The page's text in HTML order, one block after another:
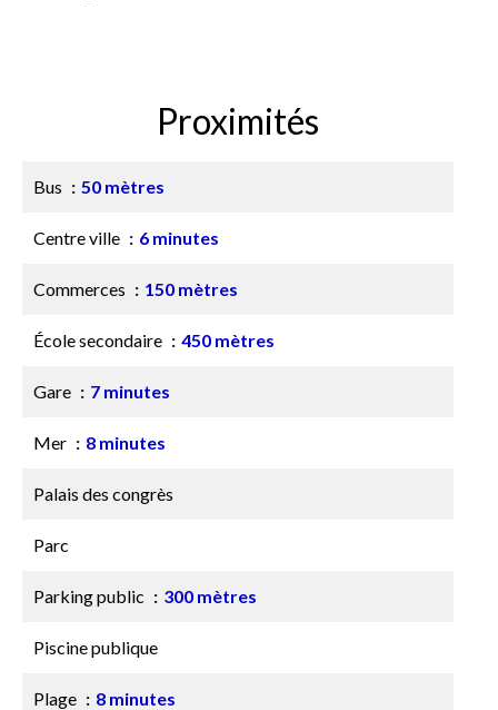
Proximités
Bus 50 mètres
Centre ville 6 minutes
Commerces 150 mètres
École secondaire 450 mètres
Gare 7 minutes
Mer 8 minutes
Palais des congrès
Parc
Parking public 300 mètres
Piscine publique
Plage 8 minutes